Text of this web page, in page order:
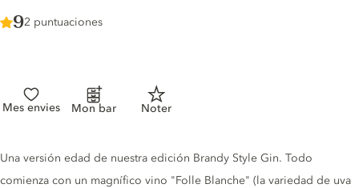
Score :
9/ 10
2 puntuaciones
Mes envies Mon bar Noter
Gin description
Una versión edad de nuestra edición Brandy Style Gin. Todo
comienza con un magnífico vino "Folle Blanche" (la variedad de uva